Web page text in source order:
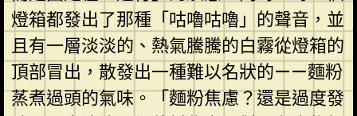
燈箱都發出了那種「咕嚕咕嚕」的聲音，並
且有一層淡淡的、熱氣騰騰的白霧從燈箱的
頂部冒出，散發出一種難以名狀的——麵粉
蒸煮過頭的氣味。「麵粉焦慮？還是過度發